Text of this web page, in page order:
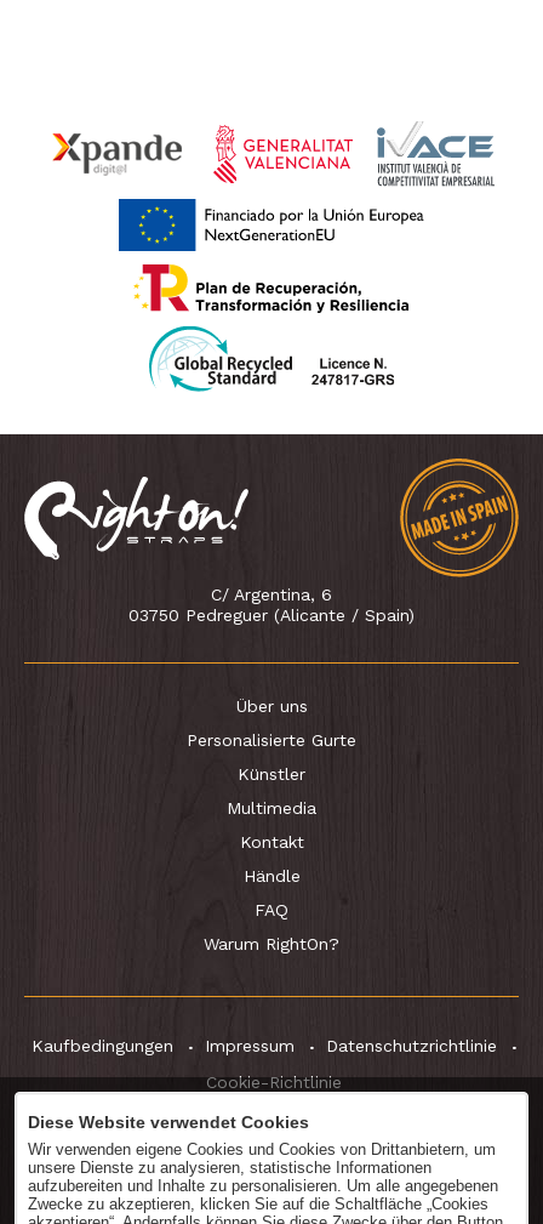
C/ Argentina, 6
03750 Pedreguer (Alicante / Spain)
Über uns
Personalisierte Gurte
Künstler
Multimedia
Kontakt
Händle
FAQ
Warum RightOn?
Kaufbedingungen Impressum
Datenschutzrichtlinie
Cookie-Richtlinie
Katalogherunterladen
Diese Website verwendet Cookies
Wir verwenden eigene Cookies und Cookies von Drittanbietern, um
unsere Dienste zu analysieren, statistische Informationen
aufzubereiten und Inhalte zu personalisieren. Um alle angegebenen
Zwecke zu akzeptieren, klicken Sie auf die Schaltfläche „Cookies